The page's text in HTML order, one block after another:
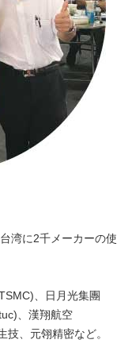
湾に2千メーカーの使
、日月光集團
、漢翔航空
、元翎精密など。